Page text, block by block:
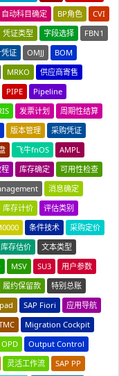
自动科目确定 BP角色
CVI
凭证类型 字段选择
FBN1
证 OMJJ
BOM
MRKO
供应商寄售
PIPE
Pipeline
发票计划
周期性结算
版本管理
采购凭证
飞牛fnOS
AMPL
库存确定
可用性检查
消息确定
库存计价
评估类别
条件技术
采购定价
库存估价
文本类型
MSV SU3
用户参数
履约保留款
特别总账
SAP Fiori
应用导航
Migration Cockpit
OPD
Output Control
灵活工作流
SAP PP